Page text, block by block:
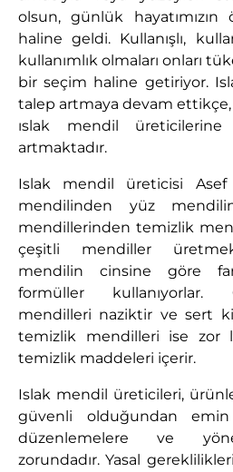
olsun, günlük hayatımızın
haline geldi. Kullanışlı,
kullanımlık olmaları onları
bir seçim haline getiriyor.
talep artmaya devam
ıslak mendil
artmaktadır.
Islak mendil üreticisi
mendilinden yüz
mendillerinden temizlik
çeşitli mendiller
mendilin cinsine göre
formüller kullanıyorlar.
mendilleri naziktir ve sert
temizlik mendilleri ise zor
temizlik maddeleri içerir.
Islak mendil üreticileri,
güvenli olduğundan
düzenlemelere ve
zorundadır. Yasal